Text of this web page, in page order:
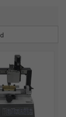
og
hvis du er
og